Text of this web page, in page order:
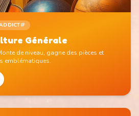
Générale
de niveau, gagne des pièces et
emblématiques.